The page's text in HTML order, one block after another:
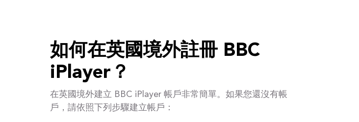
如何在英國境外註冊 BBC
iPlayer？
在英國境外建立 BBC iPlayer 帳戶非常簡單。如果您還沒有帳
戶，請依照下列步驟建立帳戶：